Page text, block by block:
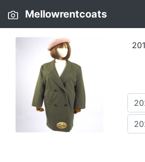
Mellowrentcoats